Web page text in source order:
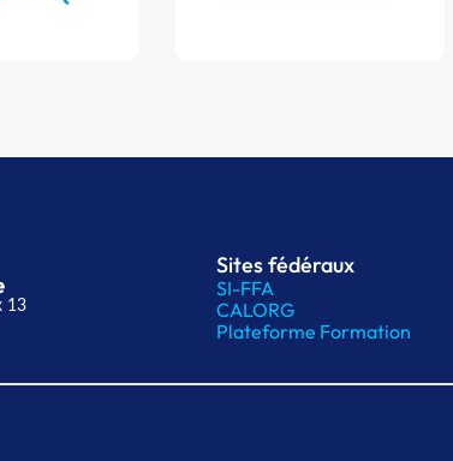
13
Sites fédéraux
SI-FFA
CALORG
Plateforme Formation